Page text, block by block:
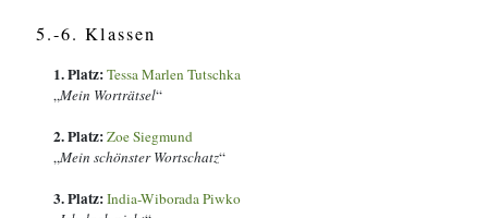
5.-6. Klassen
1. Platz:Tessa Marlen Tutschka
„Mein Worträtsel“
2. Platz:Zoe Siegmund
„Mein schönster Wortschatz“
3. Platz:India-Wiborada Piwko